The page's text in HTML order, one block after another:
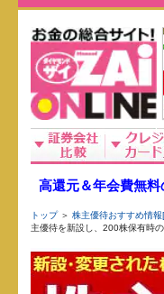
高還元＆年会費無料
トップ＞ 株主優待おすすめ情
主優待を新設し、200株保有時